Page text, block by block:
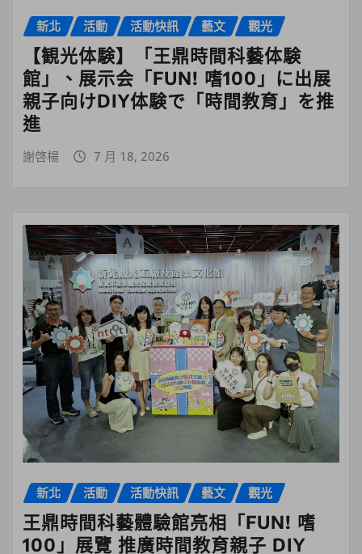
新北 活動 活動快訊 藝文 觀光
【観光体験】「王鼎時間科藝体験
館」、展示会「FUN! 嗜100」に出展
親子向けDIY体験で「時間教育」を推
進
謝啓楊 7 月 18, 2026
新北 活動 活動快訊 藝文 觀光
王鼎時間科藝體驗館亮相「FUN! 嗜
100」展覽 推廣時間教育親子 DIY